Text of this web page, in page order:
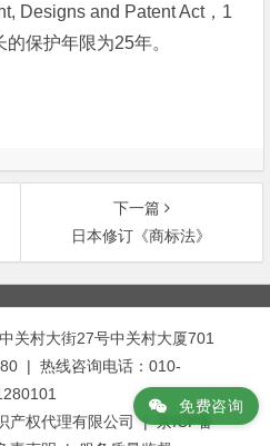
Designs and Patent Act，1
保护年限为25年。
下一篇
日本修订《商标法》
关村大街27号中关村大厦701
| 热线咨询电话：010-
产权代理有限公司 | 京ICP备
免费咨询